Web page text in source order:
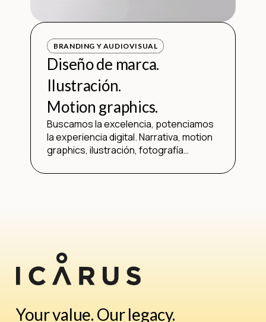
BRANDING Y AUDIOVISUAL
Diseño de marca.
Ilustración.
Motion graphics.
Buscamos la excelencia, potenciamos
la experiencia digital. Narrativa, motion
graphics, ilustración, fotografía…
Your value. Our legacy.